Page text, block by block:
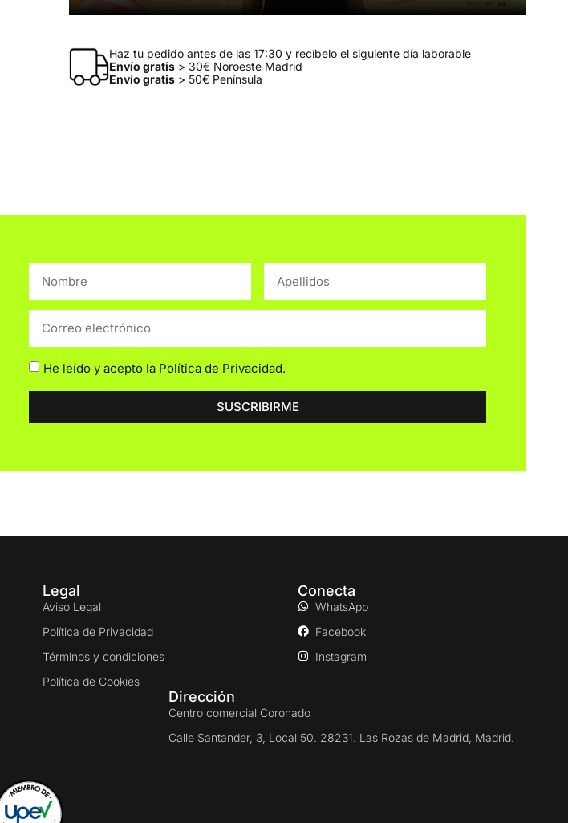
Haz tu pedido antes de las 17:30 y recíbelo el siguiente día laborable
Envío gratis> 30€ Noroeste Madrid
Envío gratis> 50€ Península
He leído y acepto la Política de Privacidad.
SUSCRIBIRME
Legal
Aviso Legal
Política de Privacidad
Términos y condiciones
Política de Cookies
Conecta
WhatsApp
Facebook
Instagram
Dirección
Centro comercial Coronado
Calle Santander, 3, Local 50. 28231. Las Rozas de Madrid, Madrid.